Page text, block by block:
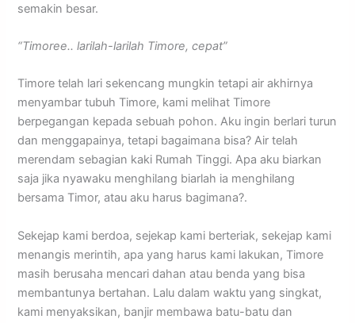
semakin besar.
“Timoree.. larilah-larilah Timore, cepat”
Timore telah lari sekencang mungkin tetapi air akhirnya
menyambar tubuh Timore, kami melihat Timore
berpegangan kepada sebuah pohon. Aku ingin berlari turun
dan menggapainya, tetapi bagaimana bisa? Air telah
merendam sebagian kaki Rumah Tinggi. Apa aku biarkan
saja jika nyawaku menghilang biarlah ia menghilang
bersama Timor, atau aku harus bagimana?.
Sekejap kami berdoa, sejekap kami berteriak, sekejap kami
menangis merintih, apa yang harus kami lakukan, Timore
masih berusaha mencari dahan atau benda yang bisa
membantunya bertahan. Lalu dalam waktu yang singkat,
kami menyaksikan, banjir membawa batu-batu dan